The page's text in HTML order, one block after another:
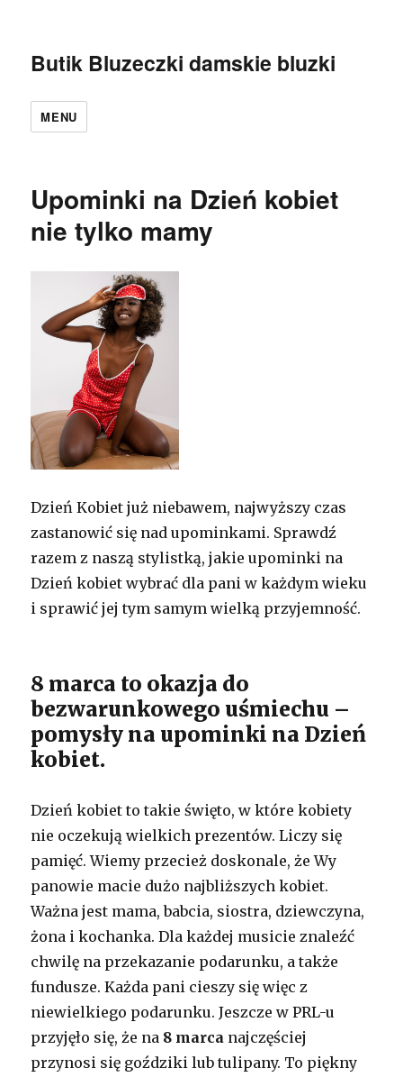
Butik Bluzeczki damskie bluzki
MENU
Upominki na Dzień kobiet
nie tylko mamy
Dzień Kobiet już niebawem, najwyższy czas
zastanowić się nad upominkami. Sprawdź
razem z naszą stylistką, jakie upominki na
Dzień kobiet wybrać dla pani w każdym wieku
i sprawić jej tym samym wielką przyjemność.
8 marca to okazja do
bezwarunkowego uśmiechu –
pomysły na upominki na Dzień
kobiet.
Dzień kobiet to takie święto, w które kobiety
nie oczekują wielkich prezentów. Liczy się
pamięć. Wiemy przecież doskonale, że Wy
panowie macie dużo najbliższych kobiet.
Ważna jest mama, babcia, siostra, dziewczyna,
żona i kochanka. Dla każdej musicie znaleźć
chwilę na przekazanie podarunku, a także
fundusze. Każda pani cieszy się więc z
niewielkiego podarunku. Jeszcze w PRL-u
przyjęło się, że na 8 marca najczęściej
przynosi się goździki lub tulipany. To piękny